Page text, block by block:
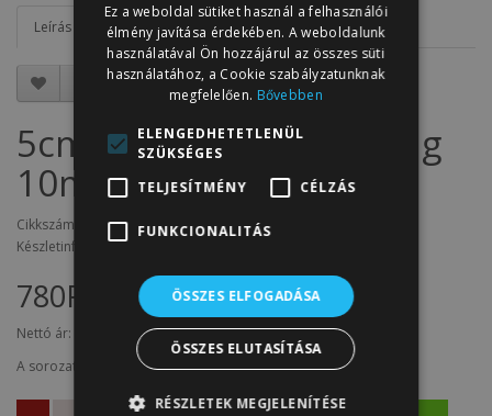
Leírás Vélemények (0)
5cm széles szatén szalag
10m C26-türkizkék
Cikkszám: SZ5.C26
Készletinfó: 9
780Ft
Nettó ár:
A sorozat termékei
Ez a weboldal sütiket használ a felhasználói
élmény javítása érdekében. A weboldalunk
használatával Ön hozzájárul az összes süti
használatához, a Cookie szabályzatunknak
megfelelően. Bővebben
ELENGEDHETETLENÜL
SZÜKSÉGES
TELJESÍTMÉNY
CÉLZÁS
FUNKCIONALITÁS
ÖSSZES ELFOGADÁSA
ÖSSZES ELUTASÍTÁSA
RÉSZLETEK MEGJELENÍTÉSE